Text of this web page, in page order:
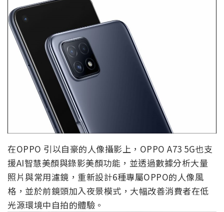
在OPPO 引以自豪的人像攝影上，OPPO A73 5G也支
援AI智慧美顏與錄影美顏功能，並透過數據分析大量
照片與常用濾鏡，重新設計6種專屬OPPO的人像風
格，並於前鏡頭加入夜景模式，大幅改善消費者在低
光源環境中自拍的體驗。